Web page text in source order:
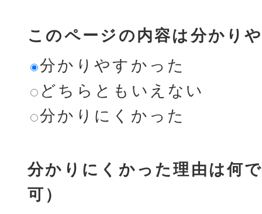
このページの内容は分かり
分かりやすかった
どちらともいえない
分かりにくかった
分かりにくかった理由は何
可）